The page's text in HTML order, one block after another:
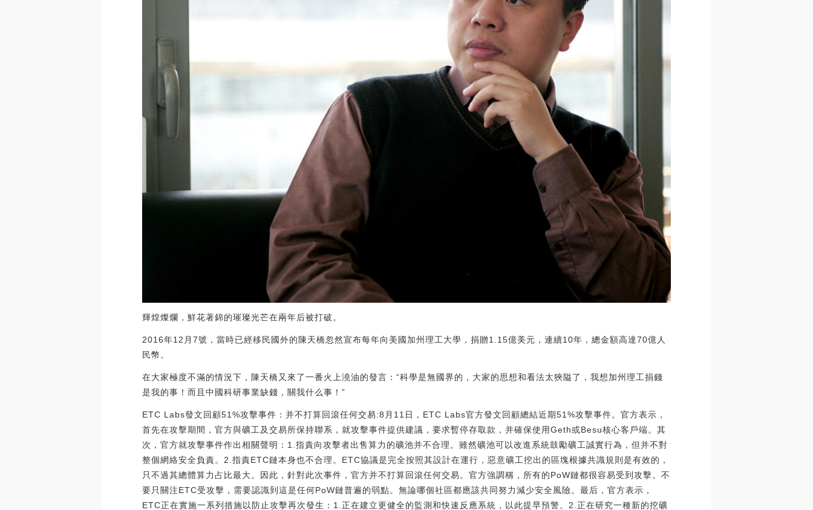
輝煌燦爛，鮮花著錦的璀璨光芒在兩年后被打破。
2016年12月7號，當時已經移民國外的陳天橋忽然宣布每年向美國加州理工大學，捐贈1.15億美元，連續10年，總金額高達70億人
民幣。
在大家極度不滿的情況下，陳天橋又來了一番火上澆油的發言：“科學是無國界的，大家的思想和看法太狹隘了，我想加州理工捐錢
是我的事！而且中國科研事業缺錢，關我什么事！”
ETC Labs發文回顧51%攻擊事件：并不打算回滾任何交易:8月11日，ETC Labs官方發文回顧總結近期51%攻擊事件。官方表示，
首先在攻擊期間，官方與礦工及交易所保持聯系，就攻擊事件提供建議，要求暫停存取款，并確保使用Geth或Besu核心客戶端。其
次，官方就攻擊事件作出相關聲明：1.指責向攻擊者出售算力的礦池并不合理。雖然礦池可以改進系統鼓勵礦工誠實行為，但并不對
整個網絡安全負責。2.指責ETC鏈本身也不合理。ETC協議是完全按照其設計在運行，惡意礦工挖出的區塊根據共識規則是有效的，
只不過其總體算力占比最大。因此，針對此次事件，官方并不打算回滾任何交易。官方強調稱，所有的PoW鏈都很容易受到攻擊。不
要只關注ETC受攻擊，需要認識到這是任何PoW鏈普遍的弱點。無論哪個社區都應該共同努力減少安全風險。最后，官方表示，
ETC正在實施一系列措施以防止攻擊再次發生：1.正在建立更健全的監測和快速反應系統，以此提早預警。2.正在研究一種新的挖礦